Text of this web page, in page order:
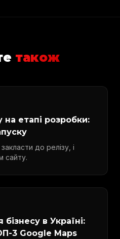
також
на етапі розробки:
до релізу, і
сайту.
в Україні:
3 Google Maps